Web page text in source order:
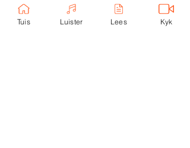
Ondersteun eKerk:
Ekerk Vereniging
Tuis Luister Lees Kyk